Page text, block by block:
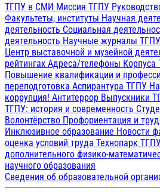
ТГПУ в СМИ Миссия ТГПУ
Факультеты, институты Научная
деятельность Социальная
деятельность Научные журналы ТГПУ
Центр выставочной и музейной
рейтингах Адреса/телефоны Корпуса
Повышение квалификации и
переподготовка Аспирантура ТГПУ
коррупция! Антитеррор Выпускники
ТГПУ: история и современность
Волонтёрство Профориентация и
Инклюзивное образование Новости
оценка условий труда Технопарк ТГПУ
дополнительного физико-
научного образования
Сведения об образовательной